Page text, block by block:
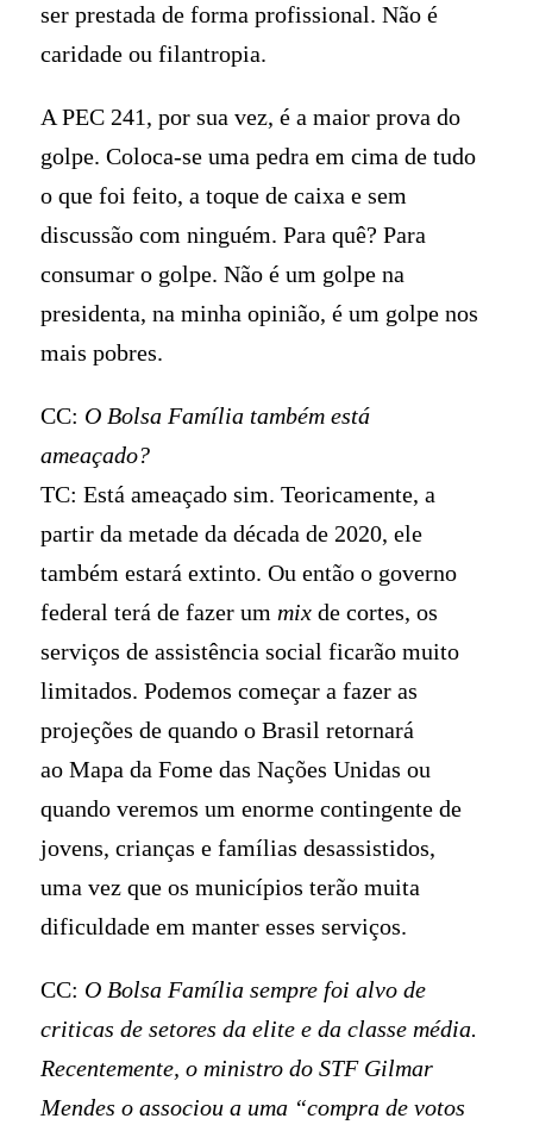
ser prestada de forma profissional. Não é
caridade ou filantropia.
A PEC 241, por sua vez, é a maior prova do
golpe. Coloca-se uma pedra em cima de tudo
o que foi feito, a toque de caixa e sem
discussão com ninguém. Para quê? Para
consumar o golpe. Não é um golpe na
presidenta, na minha opinião, é um golpe nos
mais pobres.
CC: O Bolsa Família também está
ameaçado?
TC: Está ameaçado sim. Teoricamente, a
partir da metade da década de 2020, ele
também estará extinto. Ou então o governo
federal terá de fazer um mix de cortes, os
serviços de assistência social ficarão muito
limitados. Podemos começar a fazer as
projeções de quando o Brasil retornará
ao Mapa da Fome das Nações Unidas ou
quando veremos um enorme contingente de
jovens, crianças e famílias desassistidos,
uma vez que os municípios terão muita
dificuldade em manter esses serviços.
CC: O Bolsa Família sempre foi alvo de
criticas de setores da elite e da classe média.
Recentemente, o ministro do STF Gilmar
Mendes o associou a uma “compra de votos